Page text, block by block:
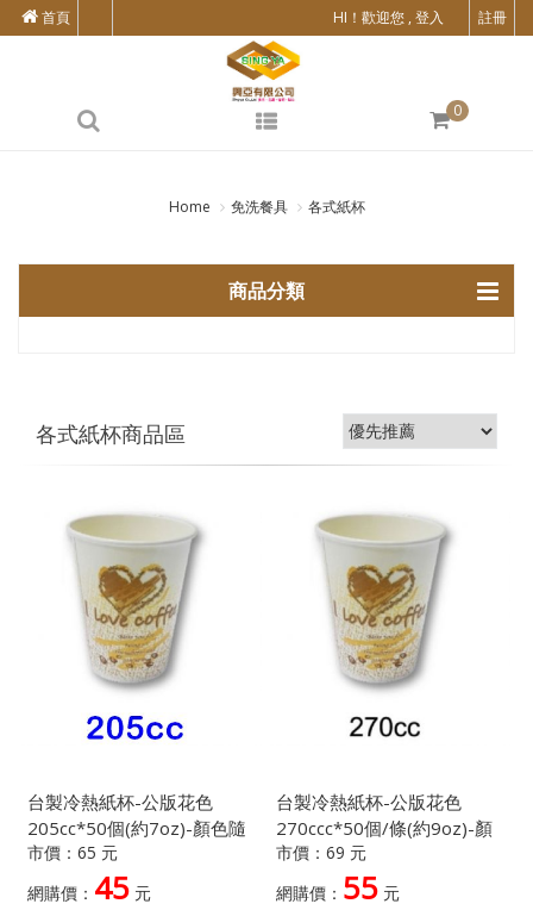
HI！歡迎您 , 登入 註冊
首頁
0
Home 免洗餐具 各式紙杯
商品分類
各式紙杯商品區
台製冷熱紙杯-公版花色
205cc*50個(約7oz)-顏色隨
機出貨不挑款
市價：65 元
網購價： 45 元
台製冷熱紙杯-公版花色
270ccc*50個/條(約9oz)-顏
色隨機出貨不挑款
市價：69 元
網購價： 55元